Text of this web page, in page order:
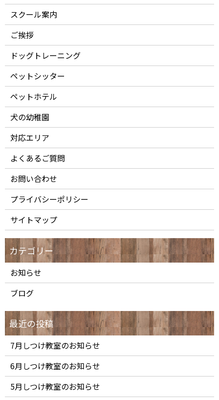
スクール案内
ご挨拶
ドッグトレーニング
ペットシッター
ペットホテル
犬の幼稚園
対応エリア
よくあるご質問
お問い合わせ
プライバシーポリシー
サイトマップ
お知らせ
ブログ
7月しつけ教室のお知らせ
6月しつけ教室のお知らせ
5月しつけ教室のお知らせ